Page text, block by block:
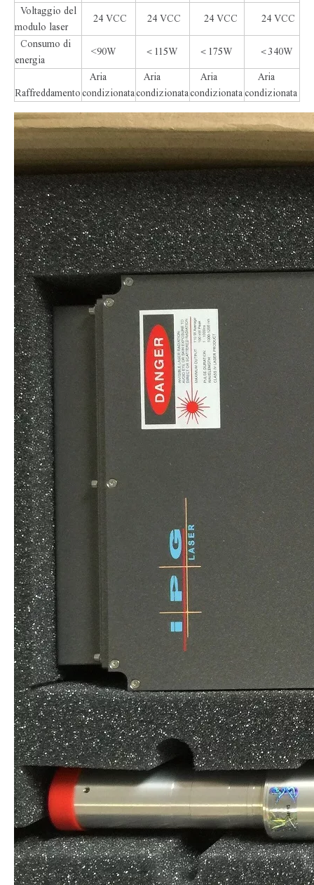
Voltaggio del
modulo laser
24 VCC 24 VCC 24 VCC 24 VCC
Consumo di
energia
<90W ＜115W ＜175W ＜340W
Raffreddamento
Aria
condizionata
Aria
condizionata
Aria
condizionata
Aria
condizionata